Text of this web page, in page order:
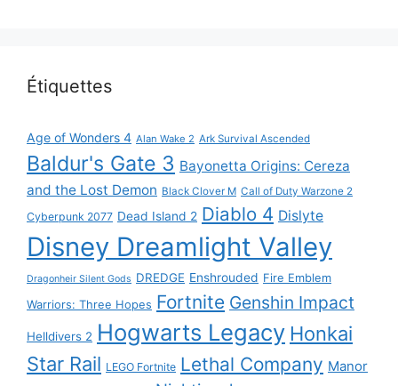
Étiquettes
Age of Wonders 4 Alan Wake 2 Ark Survival Ascended
Baldur's Gate 3 Bayonetta Origins: Cereza
and the Lost Demon Black Clover M Call of Duty Warzone 2
Cyberpunk 2077 Dead Island 2 Diablo 4 Dislyte
Disney Dreamlight Valley
Dragonheir Silent Gods DREDGE Enshrouded Fire Emblem
Warriors: Three Hopes Fortnite Genshin Impact
Helldivers 2 Hogwarts Legacy Honkai
Star Rail LEGO Fortnite Lethal Company Manor